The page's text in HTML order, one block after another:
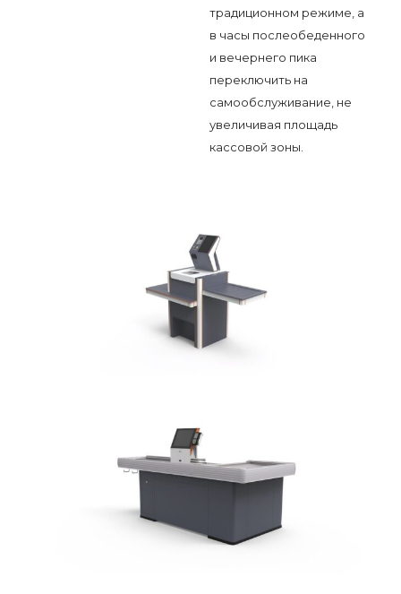
традиционном режиме, а
в часы послеобеденного
и вечернего пика
переключить на
самообслуживание, не
увеличивая площадь
кассовой зоны.